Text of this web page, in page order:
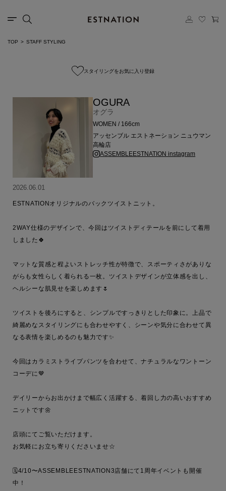
TOP STAFF STYLING
スタイリングをお気に入り登録
OGURA
オグラ
WOMEN / 166cm
アッセンブル エストネーション ニュウマン
高輪店
ASSEMBLEESTNATION instagram
2026.06.01
ESTNATIONオリジナルのバックツイストニット。
2WAY仕様のデザインで、今回はツイストディテールを前にして着用
しました🍀
マットな質感と程よいストレッチ性が特徴で、スポーティさがありな
がらも女性らしく着られる一枚。ツイストデザインが立体感を出し、
ヘルシーな肌見せを楽しめます🌷
ツイストを後ろにすると、シンプルですっきりとした印象に。上品で
綺麗めなスタイリングにも合わせやすく、シーンや気分に合わせて異
なる表情を楽しめるのも魅力です✨
今回はカラミストライプパンツを合わせて、ナチュラルなワントーン
コーデに🤎
デイリーからお出かけまで幅広く活躍する、着回し力の高いおすすめ
ニットです🌼
店頭にてご覧いただけます。
お気軽にお立ち寄りくださいませ☆
🗓️4/10〜ASSEMBLEESTNATION3店舗にて1周年イベントも開催
中！